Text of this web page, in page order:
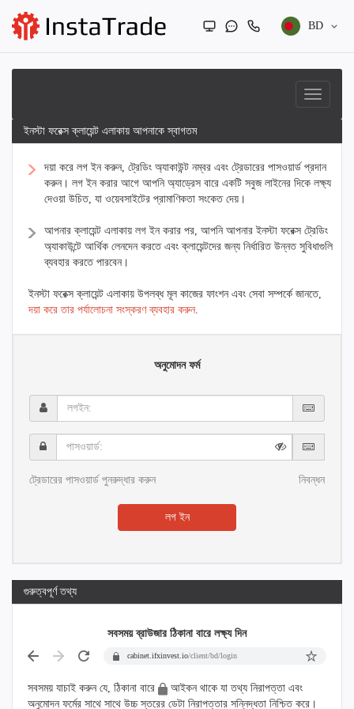
BD
ইনস্টা ফরেক্স ক্লায়েন্ট এলাকায় আপনাকে স্বাগতম
দয়া করে লগ ইন করুন, ট্রেডিং অ্যাকাউন্ট নম্বর এবং ট্রেডারের পাসওয়ার্ড প্রদান
করুন। লগ ইন করার আগে আপনি অ্যাড্রেস বারে একটি সবুজ লাইনের দিকে লক্ষ্য
দেওয়া উচিত, যা ওয়েবসাইটের প্রামাণিকতা সংকেত দেয়।
আপনার ক্লায়েন্ট এলাকায় লগ ইন করার পর, আপনি আপনার ইনস্টা ফরেক্স ট্রেডিং
অ্যাকাউন্টে আর্থিক লেনদেন করতে এবং ক্লায়েন্টদের জন্য নির্ধারিত উন্নত সুবিধাগুলি
ব্যবহার করতে পারবেন।
ইনস্টা ফরেক্স ক্লায়েন্ট এলাকায় উপলব্ধ মূল কাজের ফাংশন এবং সেবা সম্পর্কে জানতে,
দয়া করে তার পর্যালোচনা সংস্করণ ব্যবহার করুন.
অনুমোদন ফর্ম
লগইন:
পাসওয়ার্ড:
ট্রেডারের পাসওয়ার্ড পুনরুদ্ধার করুন নিবন্ধন
লগ ইন
গুরুত্বপূর্ণ তথ্য
সবসময় ব্রাউজার ঠিকানা বারে লক্ষ্য দিন
cabinet.ifxinvest.io/client/bd/login
সবসময় যাচাই করুন যে, ঠিকানা বারে
আইকন থাকে যা তথ্য নিরাপত্তা এবং
অনুমোদন ফর্মের সাথে সাথে উচ্চ স্তরের ডেটা নিরাপত্তার সন্নিদ্ধতা নিশ্চিত করে।